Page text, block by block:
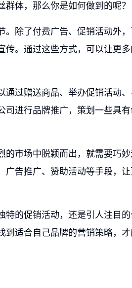
体，那么你是如何做到的呢？
。除了付费广告、促销活动外
传。通过这些方式，可以让更
通过赠送商品、举办促销活动
司进行品牌推广，策划一些具
的市场中脱颖而出，就需要巧
广告推广、赞助活动等手段，
特的促销活动，还是引人注目
到适合自己品牌的营销策略，